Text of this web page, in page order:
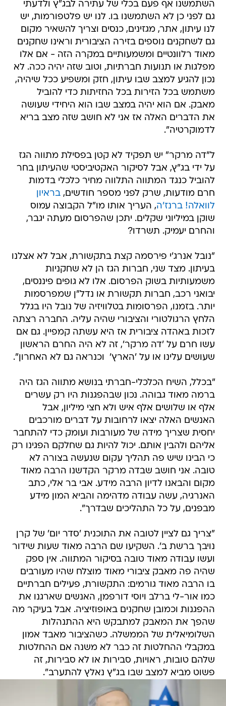
השתמשנו אף פעם בכלי של עתירה לבג"ץ ולדעתי
גם לפני כן לא השתמשנו בו. לנו יש פלטפורמות, יש
לנו עיתון, אתר, מגזינים, כנסים וצריך להשאיר מקום
גם לשחקנים נוספים בזירה הציבורית וראינו שחקנים
מאוד רלוונטיים ומשמעותיים במקרה הזה - אם אלו
מפלגות או תנועות חברתיות, וטוב שזה יהיה ככה. לא
נכון להגיע למצב שבו עיתון, חזק ומשפיע ככל שיהיה,
משתמש בכל הזירות בכל החזיתות כדי להוביל
מאבק. אם הוא יהיה במצב שבו הוא היחידי שעושה
את הדברים האלה אז אני לא חושב שזה מצב בריא
לדמוקרטיה".
ל"דה מרקר" יש תפקיד לא קטן בפסילת מתווה הגז
על ידי בג"ץ, אבל לסיקור האקטיביסטי שהעיתון בחר
להוביל כנגד המתווה התלווה מחיר כלכלי בדמות
חרם מודעות, שרק לפני מספר חודשים,בראיון
לוואלה! ברנז'ה, העריך אותו מו"ל הקבוצה עמוס
שוקן במיליוני שקלים. יתכן שהפרסום מעתה יגבר,
והחרם יעמיק. תשרדו?
"נובל אנרג'י פירסמה קצת בתקשורת, אבל לא אצלנו
בעיתון. מצד שני, חברות הגז הן לא שחקניות
משמעותיות בשוק הפרסום. אלו לא גופים פיננסים,
יבואני רכב, חברות תקשורת או נדל"ן שמפרסמות
יותר. בזמנו, הפרסומות בטלוויזיה של נובל היו בגלל
הלחץ הרגולטורי והציבורי שהיה עליה. החברה רצתה
לזכות באהדה ציבורית אז היא עשתה קמפיין. גם אם
עשו חרם על 'דה מרקר', זה לא היה החרם הראשון
שעושים עלינו או על 'הארץ'  וכנראה גם לא האחרון".
"בכלל, השיח הכלכלי-חברתי בנושא מתווה הגז היה
ברמה מאוד גבוהה. נכון שבהפגנות היו רק עשרים
אלף או שלושים אלף איש ולא חצי מיליון, אבל
האנשים האלה יצאו לרחובות על דברים מורכבים
יחסית שצריך מידה של מעורבות ועומק כדי להתחבר
אליהם ולהבין אותם. יכול להיות גם שחלקם הפגינו רק
כי הבינו שיש פה תהליך עקום שנעשה בצורה לא
טובה. אני חושב שבדה מרקר הקדשנו הרבה מאוד
מקום והבאנו לדיון הרבה מידע. אבי בר אלי, כתב
האנרגיה, עשה עבודה מדהימה והביא המון מידע
מבפנים, על כל התהליכים שבדרך".
"צריך גם לציין לטובה את התוכנית 'סדר יום' של קרן
נויבך ברשת ב'. השקיעו שם הרבה מאוד שעות שידור
ועשו עבודה מאוד טובה בסיקור המתווה. אין ספק
שהיה פה מאבק ציבורי מאוד מוצלח שהיו מעורבים
בו הרבה מאוד גורמים: התקשורת, פעילים חברתיים
כמו אור-לי ברלב ויוסי דורפמן, האנשים שארגנו את
ההפגנות וכמובן שחקנים באופוזיציה. אבל בעיקר מה
שהפך את המאבק למתבקש היא ההתנהלות
השלומיאלית של הממשלה. כשהציבור מאבד אמון
במקבלי ההחלטות זה כבר לא משנה אם ההחלטות
שלהם טובות, ראויות, סבירות או לא סבירות, זה
פשוט מביא למצב שבו בג"ץ נאלץ להתערב".